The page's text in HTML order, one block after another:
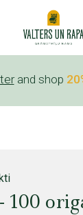
and shop
100